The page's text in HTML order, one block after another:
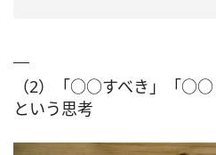
（2）「○○すべき」「○○
という思考